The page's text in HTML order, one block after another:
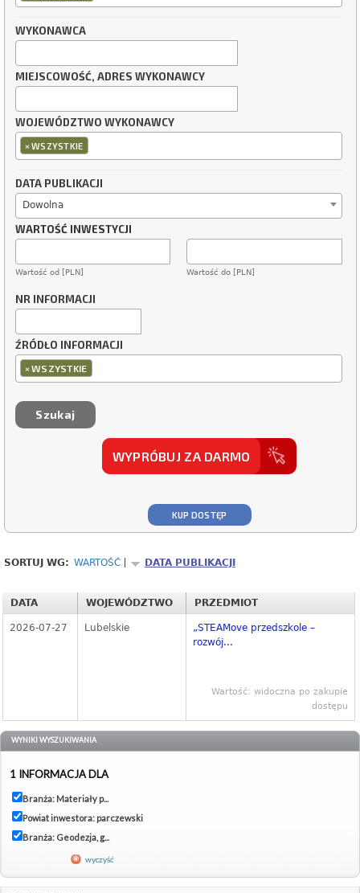
WYKONAWCA
MIEJSCOWOŚĆ, ADRES WYKONAWCY
WOJEWÓDZTWO WYKONAWCY
×WSZYSTKIE
DATA PUBLIKACJI
Dowolna
WARTOŚĆ INWESTYCJI
Wartość od [PLN] Wartość do [PLN]
NR INFORMACJI
ŹRÓDŁO INFORMACJI
×WSZYSTKIE
WYPRÓBUJ ZA DARMO
KUP DOSTĘP
SORTUJ WG: WARTOŚĆ DATA PUBLIKACJI
DATA WOJEWÓDZTWO PRZEDMIOT
2026-07-27 Lubelskie
„STEAMove przedszkole –
rozwój...
Wartość: widoczna po zakupie
dostępu
WYNIKI WYSZUKIWANIA
1 INFORMACJA DLA
Branża: Materiały p...
Powiat inwestora: parczewski
Branża: Geodezja, g...
wyczyść